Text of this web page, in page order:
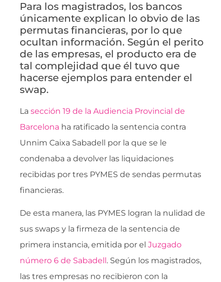
Para los magistrados, los bancos
únicamente explican lo obvio de las
permutas financieras, por lo que
ocultan información. Según el perito
de las empresas, el producto era de
tal complejidad que él tuvo que
hacerse ejemplos para entender el
swap.
La sección 19 de la Audiencia Provincial de
Barcelona ha ratificado la sentencia contra
Unnim Caixa Sabadell por la que se le
condenaba a devolver las liquidaciones
recibidas por tres PYMES de sendas permutas
financieras.
De esta manera, las PYMES logran la nulidad de
sus swaps y la firmeza de la sentencia de
primera instancia, emitida por el Juzgado
número 6 de Sabadell . Según los magistrados,
las tres empresas no recibieron con la